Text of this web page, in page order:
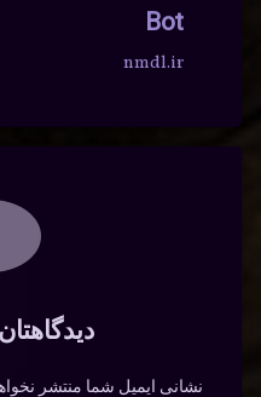
Bot
nmdl.ir
نشانی ایمیل شما منتشر